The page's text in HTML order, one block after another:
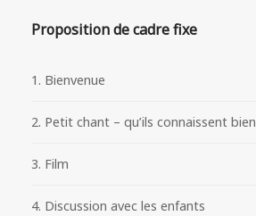
Proposition de cadre fixe
1. Bienvenue
2. Petit chant – qu’ils connaissent bien
3. Film
4. Discussion avec les enfants